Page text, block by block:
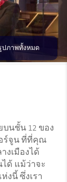
ปภาพทั้งหมด
นชั้น 12 ของ
อร์จูน ที่ที่คุณ
งเมืองได้
ด้ แม้ว่าจะ
งนี้ ซึ่งเรา